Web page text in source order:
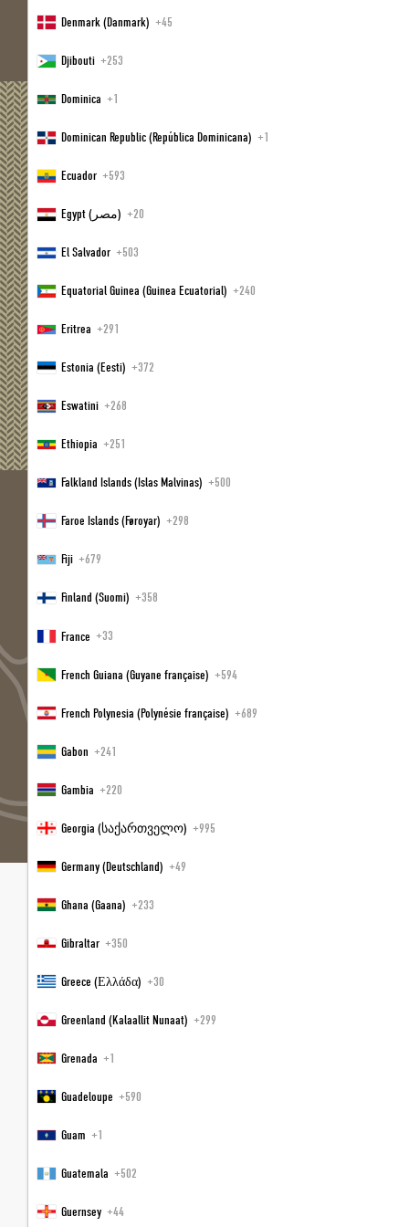
Newsletteranmeldung
Anrede
Nachname
E-Mail
Einwilligung Marketing
* Pflichtfelder
JOHANN SCHLADMING
Hauptplatz 10| 8970|Schladming | Steiermark |
Impressum
UID-Nr.: ATU 62020878
Schladming
Schladming
Denmark (Danmark) +45
Djibouti +253
Dominica +1
Dominican Republic (República Dominicana) +1
Ecuador +593
Egypt (‫مصر‬‎) +20
El Salvador +503
Equatorial Guinea (Guinea Ecuatorial) +240
Eritrea +291
Estonia (Eesti) +372
Eswatini +268
Ethiopia +251
Falkland Islands (Islas Malvinas) +500
Faroe Islands (Føroyar) +298
Fiji +679
Finland (Suomi) +358
France +33
French Guiana (Guyane française) +594
French Polynesia (Polynésie française) +689
Gabon +241
Gambia +220
Georgia (საქართველო) +995
Germany (Deutschland) +49
Ghana (Gaana) +233
Gibraltar +350
Greece (Ελλάδα) +30
Greenland (Kalaallit Nunaat) +299
Grenada +1
Guadeloupe +590
Guam +1
Guatemala +502
Guernsey +44